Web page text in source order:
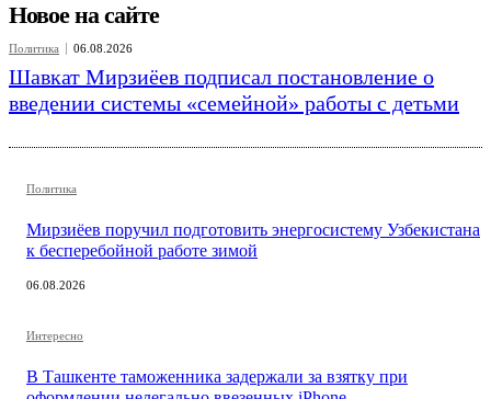
Новое на сайте
Политика 06.08.2026
Шавкат Мирзиёев подписал постановление о
введении системы «семейной» работы с детьми
Политика
Мирзиёев поручил подготовить энергосистему Узбекистана
к бесперебойной работе зимой
06.08.2026
Интересно
В Ташкенте таможенника задержали за взятку при